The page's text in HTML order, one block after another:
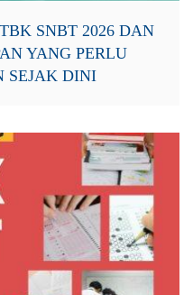
SNBT 2026 DAN
YANG PERLU
SEJAK DINI